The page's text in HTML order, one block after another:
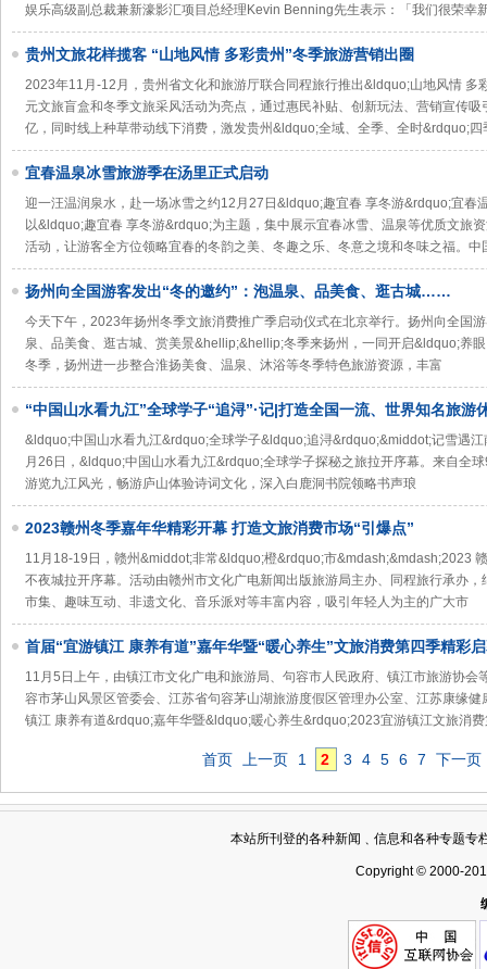
娱乐高级副总裁兼新濠影汇项目总经理Kevin Benning先生表示：「我们很荣幸
贵州文旅花样揽客 “山地风情 多彩贵州”冬季旅游营销出圈
2023年11月-12月，贵州省文化和旅游厅联合同程旅行推出&ldquo;山地风情 多
元文旅盲盒和冬季文旅采风活动为亮点，通过惠民补贴、创新玩法、营销宣传
亿，同时线上种草带动线下消费，激发贵州&ldquo;全域、全季、全时&rdquo;四
宜春温泉冰雪旅游季在汤里正式启动
迎一汪温润泉水，赴一场冰雪之约12月27日&ldquo;趣宜春 享冬游&rdquo;宜春
以&ldquo;趣宜春 享冬游&rdquo;为主题，集中展示宜春冰雪、温泉等优质文旅
活动，让游客全方位领略宜春的冬韵之美、冬趣之乐、冬意之境和冬味之福。中
扬州向全国游客发出“冬的邀约”：泡温泉、品美食、逛古城……
今天下午，2023年扬州冬季文旅消费推广季启动仪式在北京举行。扬州向全国
泉、品美食、逛古城、赏美景&hellip;&hellip;冬季来扬州，一同开启&ldquo;养
冬季，扬州进一步整合淮扬美食、温泉、沐浴等冬季特色旅游资源，丰富
“中国山水看九江”全球学子“追浔”·记|打造全国一流、世界知名旅游
&ldquo;中国山水看九江&rdquo;全球学子&ldquo;追浔&rdquo;&middot;记雪遇
月26日，&ldquo;中国山水看九江&rdquo;全球学子探秘之旅拉开序幕。来自全
游览九江风光，畅游庐山体验诗词文化，深入白鹿洞书院领略书声琅
2023赣州冬季嘉年华精彩开幕 打造文旅消费市场“引爆点”
11月18-19日，赣州&middot;非常&ldquo;橙&rdquo;市&mdash;&mdash;2023
不夜城拉开序幕。活动由赣州市文化广电新闻出版旅游局主办、同程旅行承办
市集、趣味互动、非遗文化、音乐派对等丰富内容，吸引年轻人为主的广大市
首届“宜游镇江 康养有道”嘉年华暨“暖心养生”文旅消费第四季精彩
11月5日上午，由镇江市文化广电和旅游局、句容市人民政府、镇江市旅游协会
容市茅山风景区管委会、江苏省句容茅山湖旅游度假区管理办公室、江苏康缘
镇江 康养有道&rdquo;嘉年华暨&ldquo;暖心养生&rdquo;2023宜游镇江文旅消
首页 上一页 1 2 3 4 5 6 7 下一页
本站所刊登的各种新闻﹑信息和各种专题专
Copyright © 2000-